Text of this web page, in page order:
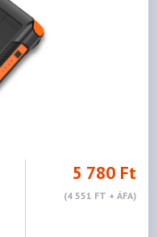
5 780 Ft
(4 551 FT + ÁFA)